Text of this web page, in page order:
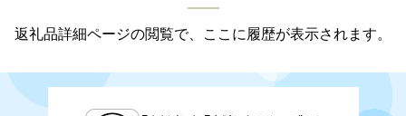
返礼品詳細ページの閲覧で、ここに履歴が表示されます。